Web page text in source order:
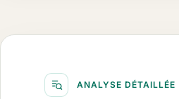
ANALYSE DÉTAILLÉE